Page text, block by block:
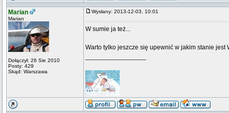
Marian
Marian
Dołączył: 26 Sie 2010
Posty: 429
Skąd: Warszawa
Wysłany: 2013-12-03, 10:01
W sumie ja też...
Warto tylko jeszcze się upewnić w jakim stanie jest